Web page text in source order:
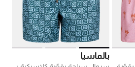
بالماسيا